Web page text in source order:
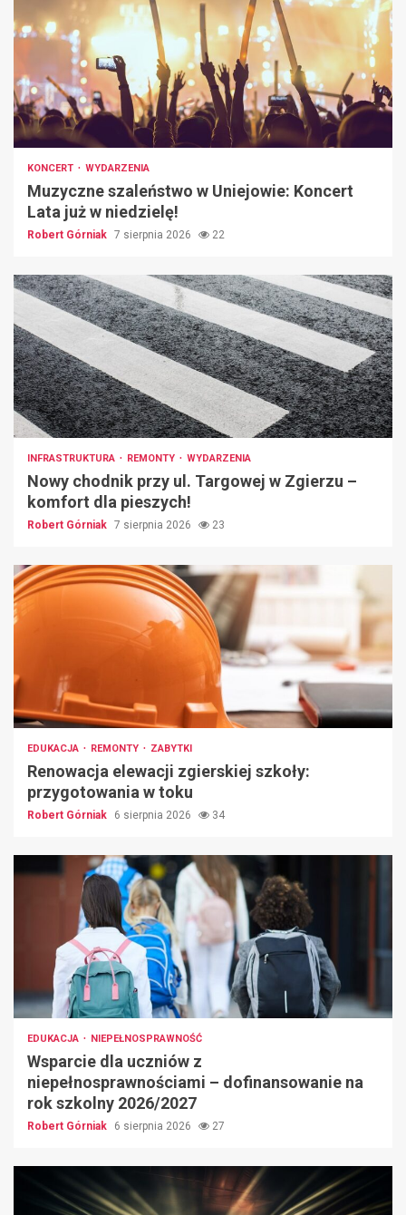
KONCERT WYDARZENIA
Muzyczne szaleństwo w Uniejowie: Koncert
Lata już w niedzielę!
Robert Górniak 7 sierpnia 2026 22
INFRASTRUKTURA REMONTY WYDARZENIA
Nowy chodnik przy ul. Targowej w Zgierzu –
komfort dla pieszych!
Robert Górniak 7 sierpnia 2026 23
EDUKACJA REMONTY ZABYTKI
Renowacja elewacji zgierskiej szkoły:
przygotowania w toku
Robert Górniak 6 sierpnia 2026 34
EDUKACJA NIEPEŁNOSPRAWNOŚĆ
Wsparcie dla uczniów z
niepełnosprawnościami – dofinansowanie na
rok szkolny 2026/2027
Robert Górniak 6 sierpnia 2026 27